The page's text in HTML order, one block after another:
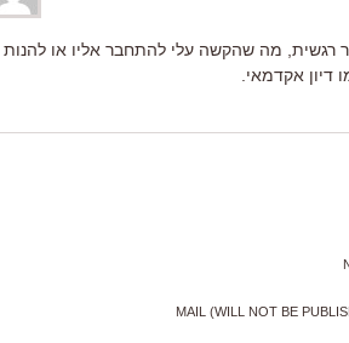
מה שהקשה עלי להתחבר אליו או להנות
אקדמאי.
MAIL (WILL NOT BE